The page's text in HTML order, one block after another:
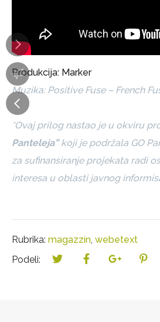
Produkcija: Marker
Muzika: Positive Fuse – French
*Ovaj prilog nastao je u okviru
Panteleja”koji je podržala GO
za sufinansiranje projekata radi
interesa u oblasti javnog
Rubrika: magazzin, webetext
Podeli: